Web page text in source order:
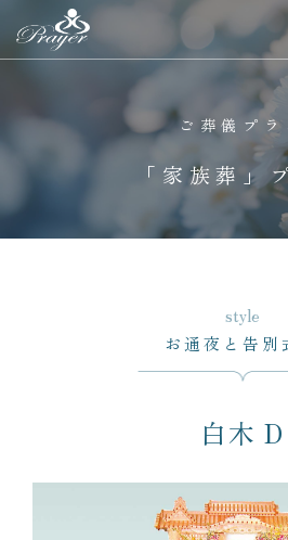
ご葬儀プ
「家族葬」
お通夜と告別
白木 D